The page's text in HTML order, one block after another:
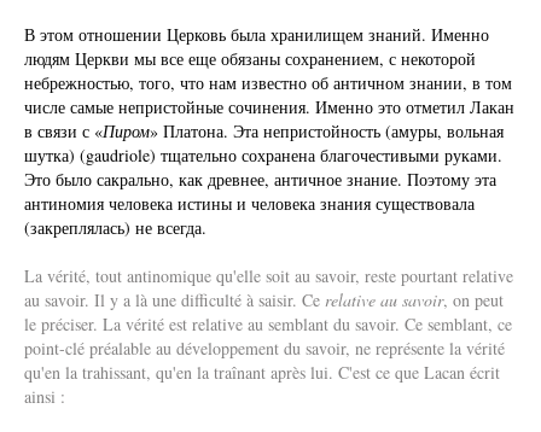
В этом отношении Церковь была хранилищем знаний. Именно
людям Церкви мы все еще обязаны сохранением, с некоторой
небрежностью, того, что нам известно об античном знании, в том
числе самые непристойные сочинения. Именно это отметил Лакан
в связи с «Пиром» Платона. Эта непристойность (амуры, вольная
шутка) (gaudriole) тщательно сохранена благочестивыми руками.
Это было сакрально, как древнее, античное знание. Поэтому эта
антиномия человека истины и человека знания существовала
(закреплялась) не всегда.
La vérité, tout antinomique qu'elle soit au savoir, reste pourtant relative
au savoir. Il y a là une difficulté à saisir. Ce relative au savoir, on peut
le préciser. La vérité est relative au semblant du savoir. Ce semblant, ce
point-clé préalable au développement du savoir, ne représente la vérité
qu'en la trahissant, qu'en la traînant après lui. C'est ce que Lacan écrit
ainsi :